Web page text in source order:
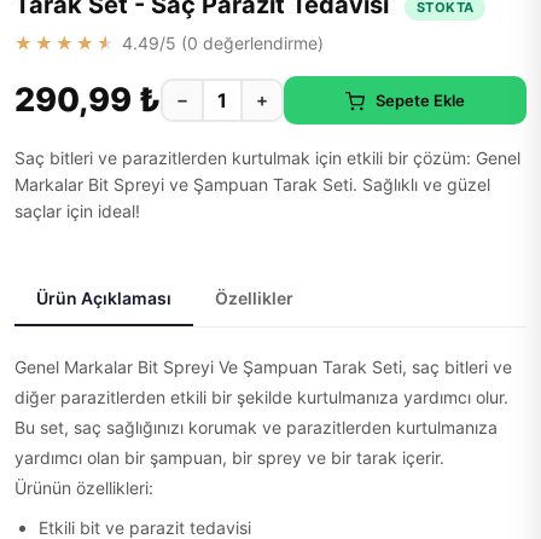
STOKTA
★★★★★ 4.49/5 (0 değerlendirme)
290,99 ₺ − + Sepete Ekle
Saç bitleri ve parazitlerden kurtulmak için etkili bir çözüm: Genel
Markalar Bit Spreyi ve Şampuan Tarak Seti. Sağlıklı ve güzel
saçlar için ideal!
Ürün Açıklaması Özellikler
Genel Markalar Bit Spreyi Ve Şampuan Tarak Seti, saç bitleri ve
diğer parazitlerden etkili bir şekilde kurtulmanıza yardımcı olur.
Bu set, saç sağlığınızı korumak ve parazitlerden kurtulmanıza
yardımcı olan bir şampuan, bir sprey ve bir tarak içerir.
Ürünün özellikleri:
Etkili bit ve parazit tedavisi